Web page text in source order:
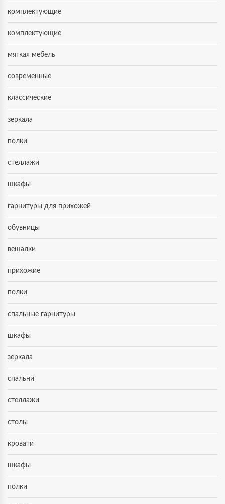
комплектующие
комплектующие
мягкая мебель
современные
классические
зеркала
полки
стеллажи
шкафы
гарнитуры для прихожей
обувницы
вешалки
прихожие
полки
спальные гарнитуры
шкафы
зеркала
спальни
стеллажи
столы
кровати
шкафы
полки